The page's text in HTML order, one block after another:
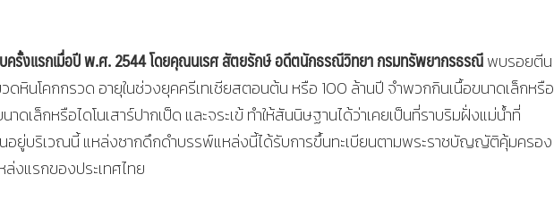
บครั้งแรกเมื่อปี พ.ศ. 2544 โดยคุณนเรศ สัตยรักษ์ อดีตนักธรณีวิทยา กรมทรัพยากรธรณีพบรอยตีน
ดหินโคกกรวด อายุในช่วงยุคครีเทเชียสตอนต้น หรือ 100 ล้านปี จำพวกกินเนื้อขนาดเล็กหรือ
ดเล็กหรือไดโนเสาร์ปากเป็ด และจระเข้ ทำให้สันนิษฐานได้ว่าเคยเป็นที่ราบริมฝั่งแม่น้ำที่
อยู่บริเวณนี้ แหล่งซากดึกดำบรรพ์แหล่งนี้ได้รับการขึ้นทะเบียนตามพระราชบัญญัติคุ้มครอง
งแรกของประเทศไทย